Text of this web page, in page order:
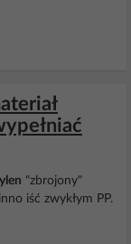
"zbrojony"
iść zwykłym PP.